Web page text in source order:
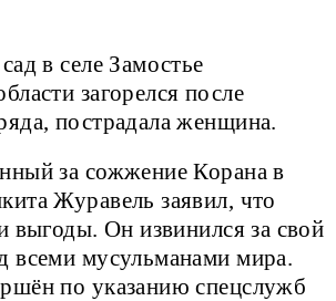
в селе Замостье
загорелся после
пострадала женщина.
за сожжение Корана в
Журавель заявил, что
выгоды. Он извинился за свой
всеми мусульманами мира.
по указанию спецслужб